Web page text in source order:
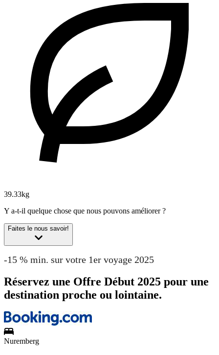
39.33kg
Y a-t-il quelque chose que nous pouvons améliorer ?
Faites le nous savoir!
-15 % min. sur votre 1er voyage 2025
Réservez une Offre Début 2025 pour une
destination proche ou lointaine.
Nuremberg